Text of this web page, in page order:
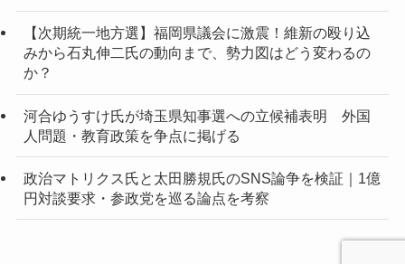
【次期統一地方選】福岡県議会に激震！維新の殴り込
みから石丸伸二氏の動向まで、勢力図はどう変わるの
か？
河合ゆうすけ氏が埼玉県知事選への立候補表明 外国
人問題・教育政策を争点に掲げる
政治マトリクス氏と太田勝規氏のSNS論争を検証｜1億
円対談要求・参政党を巡る論点を考察